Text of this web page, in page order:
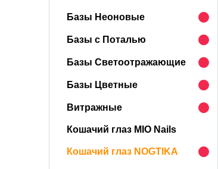
Базы Неоновые
Базы с Поталью
Базы Светоотражающие
Базы Цветные
Витражные
Кошачий глаз MIO Nails
Кошачий глаз NOGTIKA